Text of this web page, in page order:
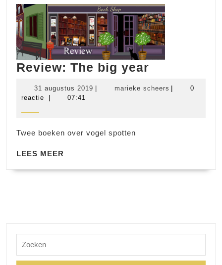
Review: The big year
31 augustus 2019 31
marieke scheers marieke
0
reactie
07:41
Twee boeken over vogel spotten
LEES MEER
naar: